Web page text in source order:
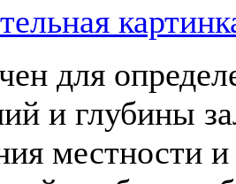
для
и глубины
местности